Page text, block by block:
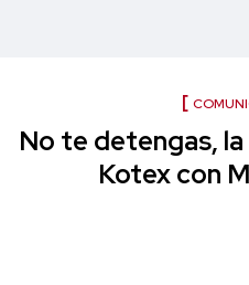
No te detengas,
Kotex con